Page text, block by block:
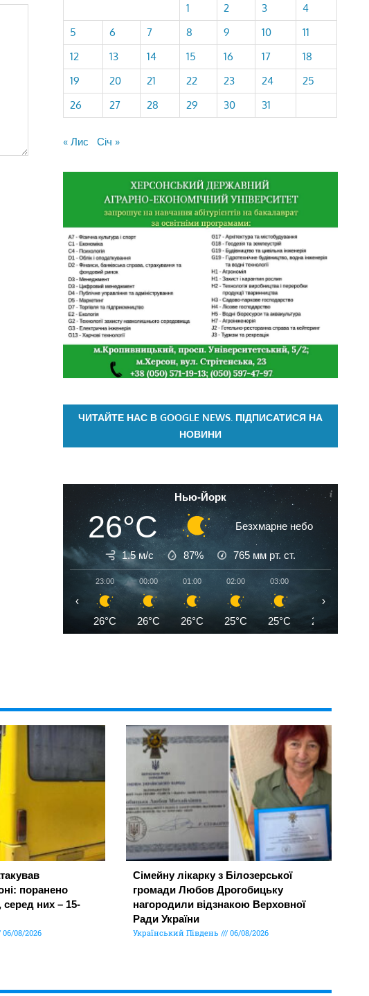
1
2 3
4
5
6 7 8 9 10
11
12
13 14 15 16 17
18
19
20 21 22 23 24
25
26
27 28 29 30 31
« Лис Січ »
ЧИТАЙТЕ НАС В GOOGLE NEWS. ПІДПИСАТИСЯ НА
НОВИНИ
Нью-Йорк
26°C Безхмарне небо
1.5 м/с 87% 765 мм рт. ст.
23:00
26°C
00:00
26°C
01:00
26°C
02:00
25°C
03:00
25°C 25°C
‹ ›
поранено
серед них – 15-
06/08/2026
Сімейну лікарку з Білозерської
громади Любов Дрогобицьку
нагородили відзнакою Верховної
Ради України
Український Південь 06/08/2026